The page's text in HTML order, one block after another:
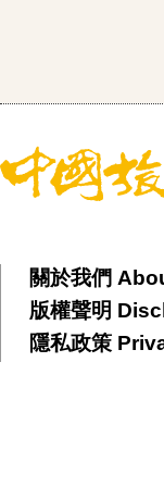
關於我們
版權聲明
隱私政策